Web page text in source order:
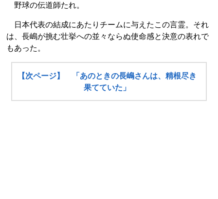
野球の伝道師たれ。
日本代表の結成にあたりチームに与えたこの言霊。それ
は、長嶋が挑む壮挙への並々ならぬ使命感と決意の表れで
もあった。
【次ページ】 「あのときの長嶋さんは、精根尽き
果てていた」